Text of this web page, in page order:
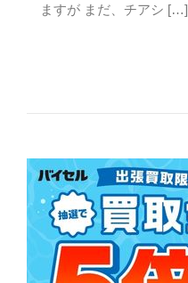
ますが まだ、チアシ […]